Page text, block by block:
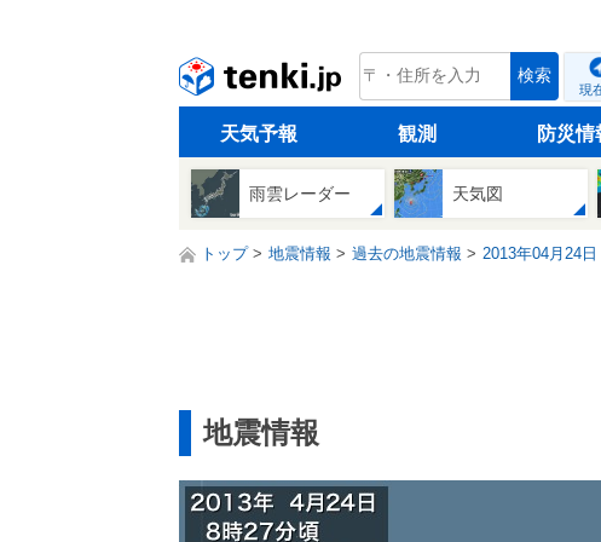
tenki.jp 検索
現
天気予報 観測 防災情
雨雲レーダー 天気図
トップ 地震情報 過去の地震情報 2013年04月24日
地震情報